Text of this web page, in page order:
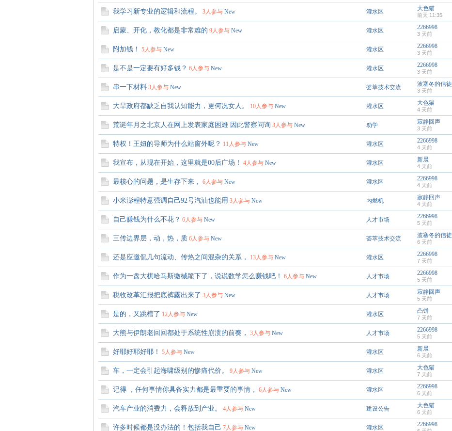
萃
我学习新专业的逻辑和流程。 3人参与 New 灌水区 大色猫
前天 11:35
启蒙、开化，教化都是非常难的 9人参与 New 灌水区 2266998
3 天前
附加钱！ 5人参与 New 灌水区 2266998
3 天前
是不是一定要有好多钱？ 6人参与 New 灌水区 2266998
3 天前
串一下材料 3人参与 New 荟萃技术交流 波塞冬的信徒
3 天前
大旱政府都缺乏自我认知能力，更何况女人。 10人参与 New 灌水区 大色猫
4 天前
荒诞年月之北京人在网上发表家庭困难 因此警察问询 3人参与 New 劝学 寂静回声
3 天前
特权！王妞的导师为什么站窗外呢？ 11人参与 New 灌水区 2266998
4 天前
我宣布，从现在开始，这里就是00后广场！ 4人参与 New 灌水区 新晨
4 天前
最核心的问题，是生存下来， 6人参与 New 灌水区 2266998
4 天前
小米澎程特意强调自己92号汽油也能用 3人参与 New 内燃机 寂静回声
4 天前
自己赚钱为什么不花？ 6人参与 New 人才市场 2266998
5 天前
三传边界层，动，热，质 6人参与 New 荟萃技术交流 波塞冬的信徒
6 天前
还是应邀侃几句流动、传热之间混杂的关系， 13人参与 New 灌水区 2266998
7 天前
作为一盘大棋哈马斯缴械跪下了，说说数学怎么赚钱吧！ 6人参与 New 人才市场 2266998
5 天前
税收改革汇报把底裤露出来了 3人参与 New 人才市场 寂静回声
5 天前
是的，又跳槽了 12人参与 New 灌水区 凸饼
7 天前
大熊与伊朗老回回都处于系统性崩溃的前奏， 3人参与 New 人才市场 2266998
5 天前
好耶好耶好耶！ 5人参与 New 灌水区 新晨
6 天前
车，一定会引起海啸级别的惨痛代价。 9人参与 New 灌水区 大色猫
7 天前
记得 ，任何事情你具备实力都是最重要的事情， 6人参与 New 灌水区 2266998
6 天前
汽车产业的消费力，会释放到产业。 4人参与 New 建设公告 大色猫
6 天前
许多时候都是没办法的！包括我自己 7人参与 New 灌水区 2266998